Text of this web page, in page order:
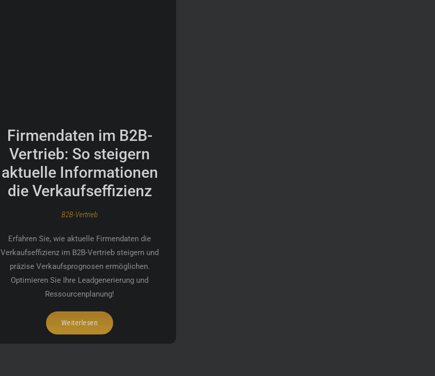
Firmendaten im B2B-
Vertrieb: So steigern
aktuelle Informationen
die Verkaufseffizienz
B2B-Vertrieb
Erfahren Sie, wie aktuelle Firmendaten die
Verkaufseffizienz im B2B-Vertrieb steigern und
präzise Verkaufsprognosen ermöglichen.
Optimieren Sie Ihre Leadgenerierung und
Ressourcenplanung!
Weiterlesen